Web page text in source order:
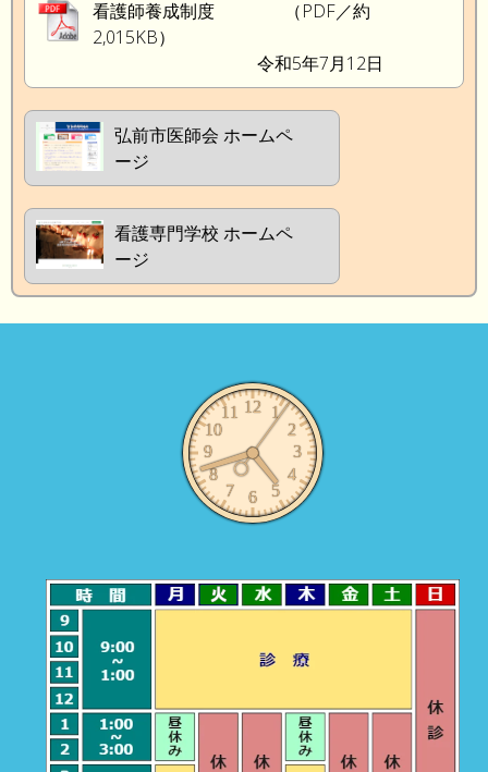
看護師養成制度 （PDF／約
2,015KB）
令和5年7月12日
弘前市医師会 ホームペ
ージ
看護専門学校 ホームペ
ージ